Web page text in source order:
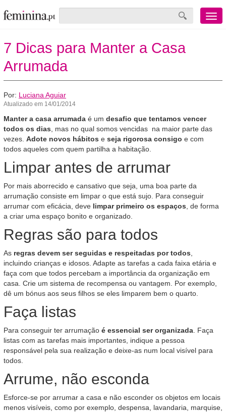
Menu
mobile
7 Dicas para Manter a Casa
Arrumada
Por: Luciana Aguiar
Atualizado em 14/01/2014
Manter a casa arrumada é um desafio que tentamos vencer
todos os dias , mas no qual somos vencidas na maior parte das
vezes. Adote novos hábitos e seja rigorosa consigo e com
todos aqueles com quem partilha a habitação.
Limpar antes de arrumar
Por mais aborrecido e cansativo que seja, uma boa parte da
arrumação consiste em limpar o que está sujo. Para conseguir
arrumar com eficácia, deve limpar primeiro os espaços , de forma
a criar uma espaço bonito e organizado.
Regras são para todos
As regras devem ser seguidas e respeitadas por todos
incluindo crianças e idosos. Adapte as tarefas a cada faixa etária e
faça com que todos percebam a importância da organização em
casa. Crie um sistema de recompensa ou vantagem. Por exemplo,
dê um bónus aos seus filhos se eles limparem bem o quarto.
Faça listas
Para conseguir ter arrumação é essencial ser organizada . Faça
listas com as tarefas mais importantes, indique a pessoa
responsável pela sua realização e deixe-as num local visível para
todos.
Arrume, não esconda
Esforce-se por arrumar a casa e não esconder os objetos em locais
menos visíveis, como por exemplo, despensa, lavandaria, marquise,